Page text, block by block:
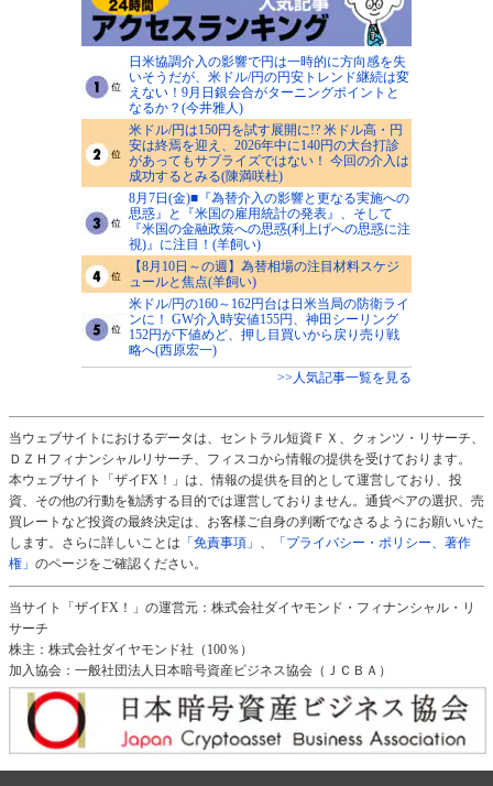
日米協調介入の影響で円は一時的に方向感を失
いそうだが、米ドル/円の円安トレンド継続は変
えない！9月日銀会合がターニングポイントと
なるか？(今井雅人)
米ドル/円は150円を試す展開に!? 米ドル高・円
安は終焉を迎え、2026年中に140円の大台打診
があってもサプライズではない！ 今回の介入は
成功するとみる(陳満咲杜)
8月7日(金)■『為替介入の影響と更なる実施への
思惑』と『米国の雇用統計の発表』、そして
『米国の金融政策への思惑(利上げへの思惑に注
視)』に注目！(羊飼い)
【8月10日～の週】為替相場の注目材料スケジ
ュールと焦点(羊飼い)
米ドル/円の160～162円台は日米当局の防衛ライ
ンに！ GW介入時安値155円、神田シーリング
152円が下値めど、押し目買いから戻り売り戦
略へ(西原宏一)
>>人気記事一覧を見る
当ウェブサイトにおけるデータは、セントラル短資ＦＸ、クォンツ・リサーチ、
ＤＺＨフィナンシャルリサーチ、フィスコから情報の提供を受けております。
本ウェブサイト「ザイFX！」は、情報の提供を目的として運営しており、投
資、その他の行動を勧誘する目的では運営しておりません。通貨ペアの選択、売
買レートなど投資の最終決定は、お客様ご自身の判断でなさるようにお願いいた
します。さらに詳しいことは 「免責事項」 、
「プライバシー・ポリシー、著作
権」 のページをご確認ください。
当サイト「ザイFX！」の運営元：株式会社ダイヤモンド・フィナンシャル・リ
サーチ
株主：株式会社ダイヤモンド社（100％）
加入協会：一般社団法人日本暗号資産ビジネス協会（ＪＣＢＡ）